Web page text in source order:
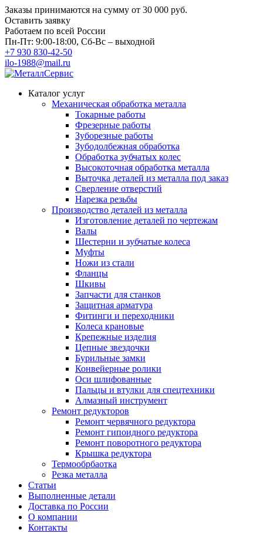
Заказы принимаются на сумму от 30 000 руб.
Оставить заявку
Работаем по всей России
Пн-Пт: 9:00-18:00, Сб-Вс – выходной
+7 930 830-42-50
ilo-1988@mail.ru
Каталог услуг
Механическая обработка металла
Токарные работы
Фрезерные работы
Зуборезные работы
Зубодолбежная обработка
Обработка зубчатых колес
Высокоточная обработка металла
Выточка деталей из металла под заказ
Сверление отверстий
Нарезка резьбы
Производство деталей из металла
Изготовление деталей по чертежам
Валы
Шестерни и зубчатые колеса
Муфты
Ножи из стали
Фланцы
Шкивы
Запчасти для станков
Защитная арматура
Фитинги и переходники
Колеса крановые
Крепежные изделия
Цепные звездочки
Бурильные замки
Конвейерные ролики
Оси шлифованные
Пальцы и втулки для спецтехники
Алмазный инструмент
Ремонт редукторов
Ремонт червячного редуктора
Ремонт гипоидного редуктора
Ремонт поворотного редуктора
Крышка редуктора
Термообрбаотка
Резка металла
Статьи
Выполненные детали
Доставка по России
О компании
Контакты